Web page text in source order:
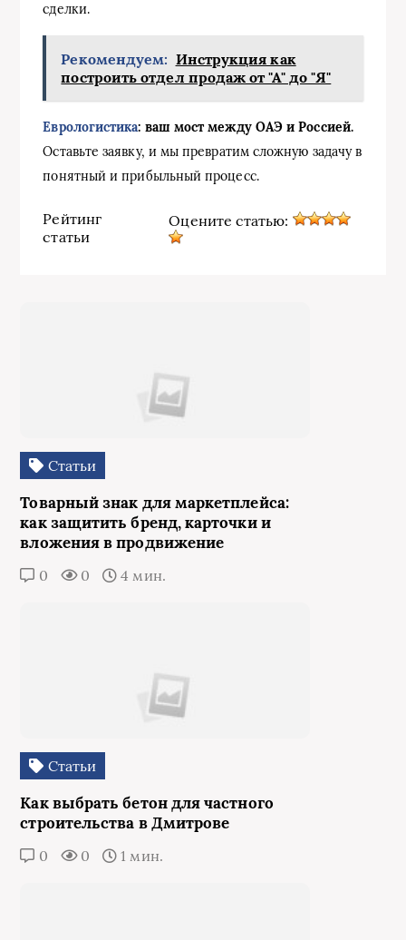
сделки.
Рекомендуем: Инструкция как
построить отдел продаж от "А" до "Я"
Еврологистика: ваш мост между ОАЭ и Россией.
Оставьте заявку, и мы превратим сложную задачу в
понятный и прибыльный процесс.
Рейтинг
статьи
Оцените статью:
Статьи
Товарный знак для маркетплейса:
как защитить бренд, карточки и
вложения в продвижение
0 0 4 мин.
Статьи
Как выбрать бетон для частного
строительства в Дмитрове
0 0 1 мин.